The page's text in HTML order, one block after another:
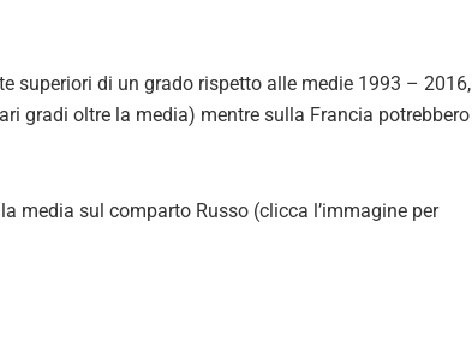
superiori di un grado rispetto alle medie 1993 – 2016,
gradi oltre la media) mentre sulla Francia potrebbero
media sul comparto Russo (clicca l’immagine per